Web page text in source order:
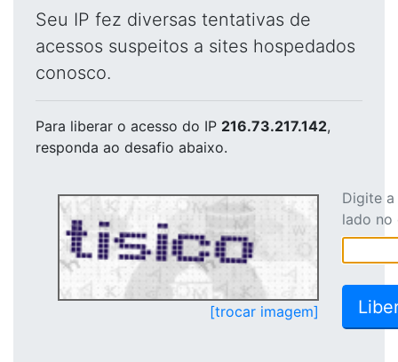
Seu IP fez diversas tentativas de
acessos suspeitos a sites hospedados
conosco.
Para liberar o acesso do IP 216.73.217.142,
responda ao desafio abaixo.
[trocar imagem]
Digite
lado no